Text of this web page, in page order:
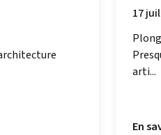
17
arti...
En